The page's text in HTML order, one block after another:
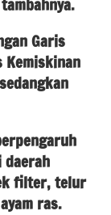
Garis
Kemiskinan
daerah
filter, telur
ras.